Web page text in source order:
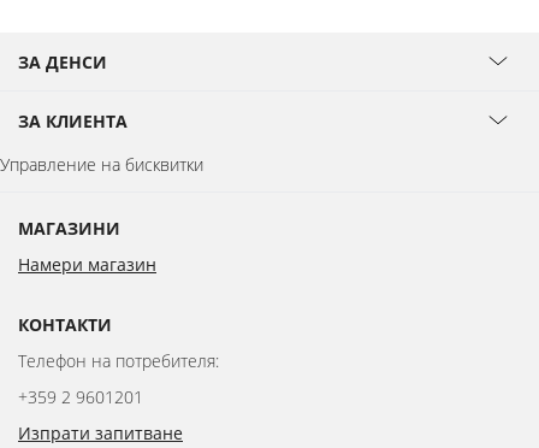
ЗА ДЕНСИ
ЗА КЛИЕНТА
Управление на бисквитки
МАГАЗИНИ
Намери магазин
КОНТАКТИ
Телефон на потребителя:
+359 2 9601201
Изпрати запитване